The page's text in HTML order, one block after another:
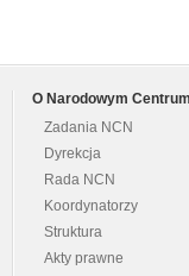
O Narodowym
Zadania NCN
Dyrekcja
Rada NCN
Koordynatorzy
Struktura
Akty prawne